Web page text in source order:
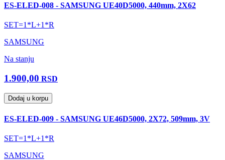
ES-ELED-008 - SAMSUNG UE40D5000, 440mm, 2X62
SET=1*L+1*R
SAMSUNG
Na stanju
1.900,00 RSD
Dodaj u korpu
ES-ELED-009 - SAMSUNG UE46D5000, 2X72, 509mm, 3V
SET=1*L+1*R
SAMSUNG